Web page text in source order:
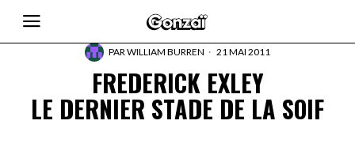
PARWILLIAM BURREN 21 MAI 2011
FREDERICK EXLEY
LE DERNIER STADE DE LA SOIF